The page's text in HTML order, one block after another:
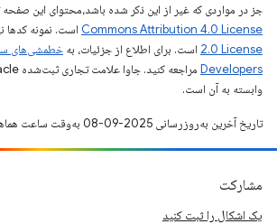
جز در مواردی که غیر از این ذکر شده باشد،‌محتوای این
Commons Attribution 4.0 License است. نمونه کدها
2.0 License است. برای اطلاع از جزئیات، به
Developers‏
وابسته به آن است.
تاریخ آخرین به‌روزرسانی 2025-09-08 به‌وقت ساعت هماهنگ جهانی.
مشارکت
یک اشکال را ثبت کنید